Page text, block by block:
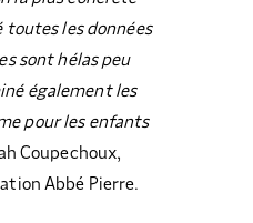
toutes les données
sont hélas peu
également les
pour les enfants
Coupechoux,
Abbé Pierre.